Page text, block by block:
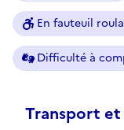
En fauteuil
Difficulté à
Transport